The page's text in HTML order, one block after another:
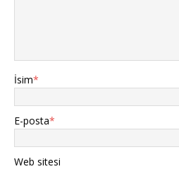
İsim*
E-posta*
Web sitesi